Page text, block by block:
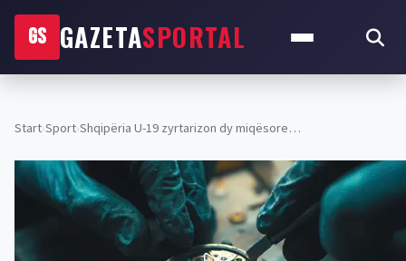
GS GAZETASPORTAL
Start›Sport›Shqipëria U-19 zyrtarizon dy miqësore…